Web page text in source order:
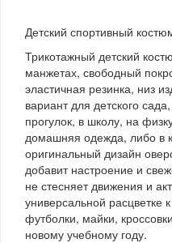
Детский спортивный
Трикотажный детский
манжетах, свободный
эластичная резинка, низ
вариант для детского
прогулок, в школу, на
домашняя одежда, либо в
оригинальный дизайн
добавит настроение и
не стесняет движения и
универсальной расцветке
футболки, майки,
новому учебному году.